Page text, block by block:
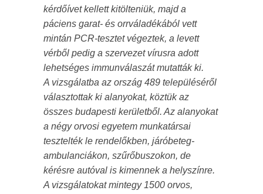
kérdőívet kellett kitölteniük, majd a
páciens garat- és orrváladékából vett
mintán PCR-tesztet végeztek, a levett
vérből pedig a szervezet vírusra adott
lehetséges immunválaszát mutatták ki.
A vizsgálatba az ország 489 településéről
választottak ki alanyokat, köztük az
összes budapesti kerületből. Az alanyokat
a négy orvosi egyetem munkatársai
tesztelték le rendelőkben, járóbeteg-
ambulanciákon, szűrőbuszokon, de
kérésre autóval is kimennek a helyszínre.
A vizsgálatokat mintegy 1500 orvos,